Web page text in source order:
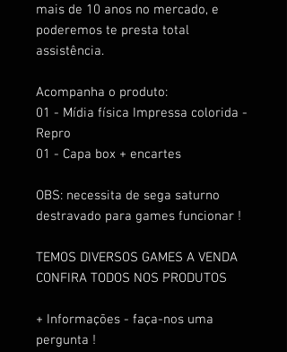
mais de 10 anos no mercado, e
poderemos te presta total
assistência.
Acompanha o produto:
01 - Mídia física Impressa colorida -
Repro
01 - Capa box + encartes
OBS: necessita de sega saturno
destravado para games funcionar !
TEMOS DIVERSOS GAMES A VENDA
CONFIRA TODOS NOS PRODUTOS
+ Informações - faça-nos uma
pergunta !